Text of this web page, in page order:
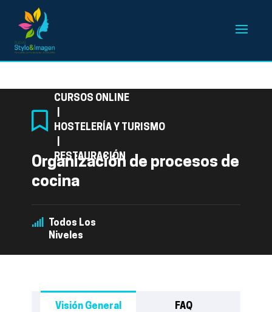
CURSOS ONLINE
HOSTELERÍA Y TURISMO
RESTAURACIÓN
Organización de procesos de
cocina
Todos Los
Niveles
Visión General FAQ